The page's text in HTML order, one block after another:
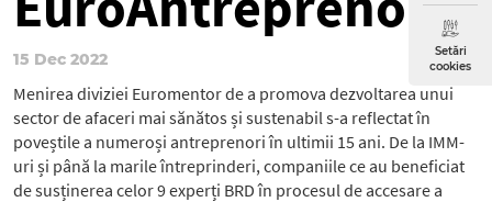
Setări
cookies
15 Dec 2022
Menirea diviziei Euromentor de a promova dezvoltarea unui
sector de afaceri mai sănătos și sustenabil s-a reflectat în
poveștile a numeroși antreprenori în ultimii 15 ani. De la IMM-
uri și până la marile întreprinderi, companiile ce au beneficiat
de susținerea celor 9 experți BRD în procesul de accesare a